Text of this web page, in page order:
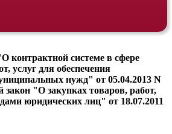
контрактной системе в сфере
услуг для обеспечения
нужд" от 05.04.2013 N
"О закупках товаров, работ,
юридических лиц" от 18.07.2011